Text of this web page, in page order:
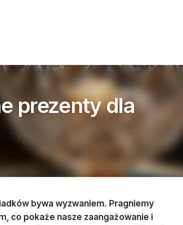
prezenty dla
bywa wyzwaniem. Pragniemy
co pokaże nasze zaangażowanie i